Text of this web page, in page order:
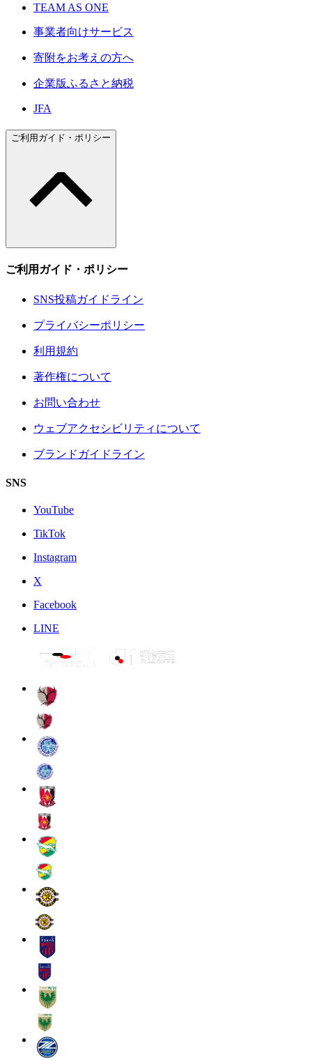
TEAM AS ONE
事業者向けサービス
寄附をお考えの方へ
企業版ふるさと納税
JFA
ご利用ガイド・ポリシー
ご利用ガイド・ポリシー
SNS投稿ガイドライン
プライバシーポリシー
利用規約
著作権について
お問い合わせ
ウェブアクセシビリティについて
ブランドガイドライン
SNS
YouTube
TikTok
Instagram
X
Facebook
LINE